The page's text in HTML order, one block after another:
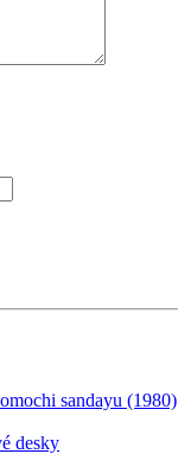
sandayu (1980)
desky